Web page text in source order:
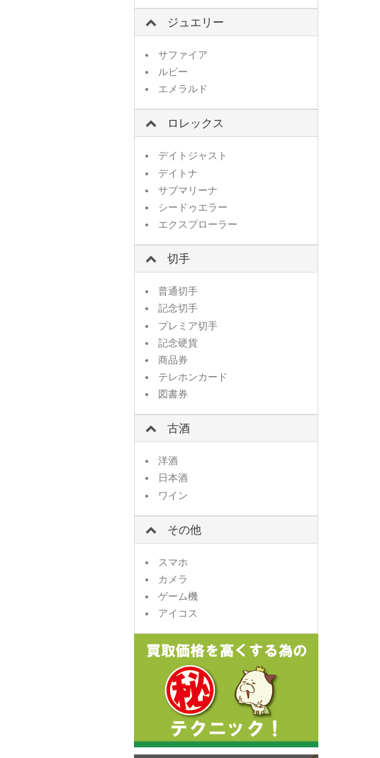
ジュエリー
サファイア
ルビー
エメラルド
ロレックス
デイトジャスト
デイトナ
サブマリーナ
シードゥエラー
エクスプローラー
切手
普通切手
記念切手
プレミア切手
記念硬貨
商品券
テレホンカード
図書券
古酒
洋酒
日本酒
ワイン
その他
スマホ
カメラ
ゲーム機
アイコス